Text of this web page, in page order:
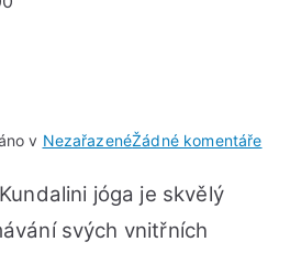
v NezařazenéŽádné komentářeu
jóga je skvělý
svých vnitřních